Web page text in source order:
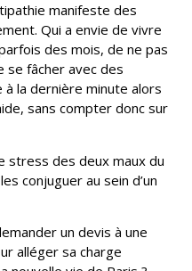
manifeste des
Qui a envie de vivre
des mois, de ne pas
fâcher avec des
la dernière minute alors
sans compter donc sur
stress des deux maux du
conjuguer au sein d’un
un devis à une
alléger sa charge